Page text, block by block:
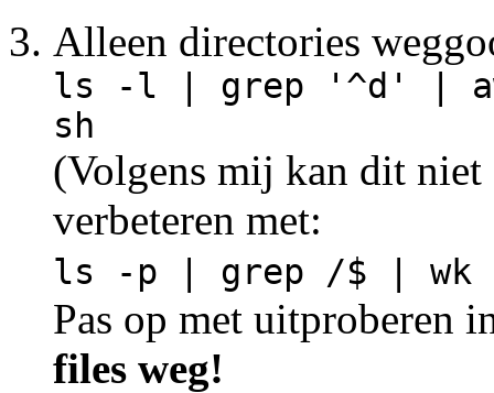
Alleen directories
ls -l | grep '^d' |
sh
(Volgens mij kan dit niet
verbeteren met:
ls -p | grep /$ |
Pas op met uitproberen
files weg!